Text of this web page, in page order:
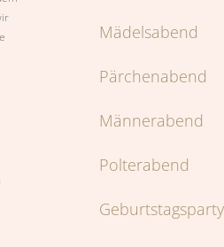
Mädelsabend
Pärchenabend
Männerabend
Polterabend
Geburtstagsparty